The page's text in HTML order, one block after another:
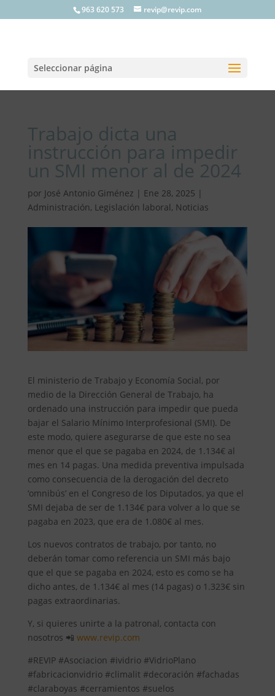
963 620 573 revip@revip.com
Seleccionar página
Trabajo dicta una
instrucción para impedir
un SMI menor al de 2024
por José Antonio Giménez | Ene 28, 2025 |
Administración, Legislación laboral, Noticias
El ministerio de Trabajo y Economía Social, por
medio de la Dirección General de Trabajo, ha
ordenado una instrucción para impedir que pueda
bajar el Salario Mínimo Interprofesional (SMI). De
este modo, quiere asegurarse de que este no sea
menor que el que se pagaba en 2024, de 1.134€ al
mes en 14 pagas. Una medida preventiva impulsada
como consecuencia de la derogación del decreto
‘omnibús’ en el Congreso de los Diputados, ya que el
SMI dejaba de ser de 1.134€ para volver a lo que se
pagaba en 2023, que era de 1.080€ al mes.
Los nuevos contratos de trabajo, por tanto, no
deberán tomar como referencia un SMI más bajo
que el que se pagaba en 2024, esto es como se ha
dicho antes, de 1.134€ al mes (14 pagas) o 1.323€ sin
pagas extraordinarias.
Y, si quieres unirte a la patronal, contacta con
nosotros 📲 www.revip.com
#REVIP #Asociacion #ividrio #VidrioPlano
#fabricacionvidrio #climalit #decoración #fachadas
#claraboyas #cerramientos #suelos